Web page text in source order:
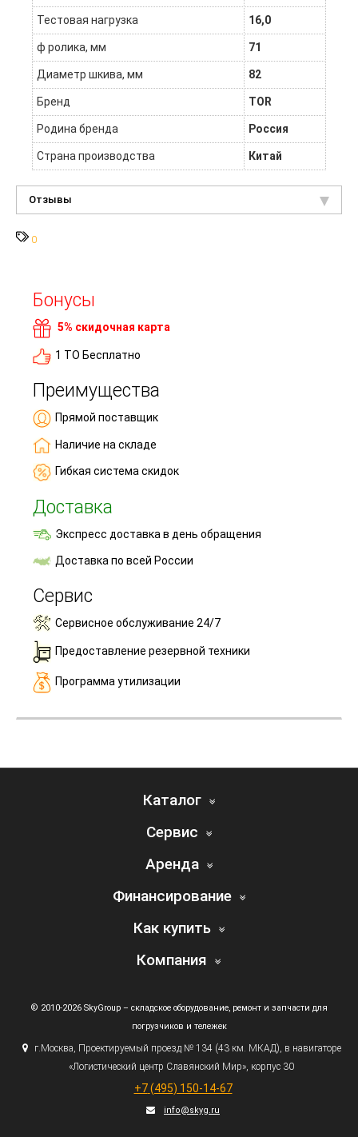
Тестовая нагрузка 16,0
ф ролика, мм 71
Диаметр шкива, мм 82
Бренд TOR
Родина бренда Россия
Страна производства Китай
Отзывы
0
Бонусы
5% скидочная карта
1 ТО Бесплатно
Преимущества
Прямой поставщик
Наличие на складе
Гибкая система скидок
Доставка
Экспресс доставка в день обращения
Доставка по всей России
Сервис
Сервисное обслуживание 24/7
Предоставление резервной техники
Программа утилизации
Каталог
Сервис
Аренда
Финансирование
Как купить
Компания
© 2010-2026 SkyGroup – складское оборудование, ремонт и запчасти для
погрузчиков и тележек
г.Москва, Проектируемый проезд № 134 (43км. МКАД), в навигаторе
«Логистический центр Славянский Мир», корпус 30
+7 (495) 150-14-67
info@skyg.ru